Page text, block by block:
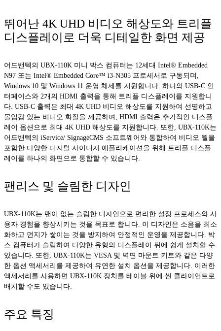
뛰어난 4K UHD 비디오 해상도와 트리플
디스플레이로 더욱 디테일한 화면 제공
어드밴텍의 UBX-110K 미니 박스 컴퓨터는 12세대 Intel® Embedded
N97 또는 Intel® Embedded Core™ i3-N305 프로세서로 구동되며,
Windows 10 및 Windows 11 운영 체제를 지원합니다. 하나의 USB-C 인
터페이스와 2개의 HDMI 출력을 통해 트리플 디스플레이를 지원합니
다. USB-C 출력은 최대 4K UHD 비디오 해상도를 지원하여 선명하고
몰입감 있는 비디오 화질을 제공하며, HDMI 출력은 추가적인 디스플
레이 옵션으로 최대 4K UHD 해상도를 지원합니다. 또한, UBX-110K는
어드밴텍의 iService/ SignageCMS 소프트웨어와 통합하여 비디오 월을
포함한 다양한 디지털 사이니지 애플리케이션을 위해 트리플 디스플
레이를 하나의 화면으로 통합할 수 있습니다.
팬리스 및 슬림한 디자인
UBX-110K는 팬이 없는 슬림한 디자인으로 편리한 설정 프로세스와 사
용자 경험을 향상시키는 것을 목표로 합니다. 이 디자인은 소음을 최소
화하고 먼지가 쌓이는 것을 방지하여 안정적인 운영을 제공합니다. 박
스 컴퓨터가 슬림하여 다양한 유형의 디스플레이 뒤에 쉽게 설치할 수
있습니다. 또한, UBX-110K는 VESA 및 벽면 마운트 키트와 같은 다양
한 옵션 액세서리를 제공하여 유연한 설치 옵션을 제공합니다. 이러한
액세서리를 사용하면 UBX-110K 장치를 테이블 위에 씬 클라이언트로
배치할 수도 있습니다.
주요 특징